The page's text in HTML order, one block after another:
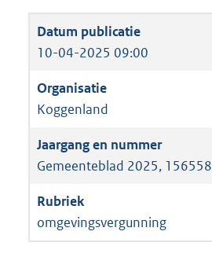
10-04-2025 09:00
Koggenland
Gemeenteblad 2025, 156558
omgevingsvergunning